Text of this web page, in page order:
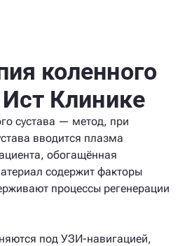
коленного
Ист Клинике
сустава — метод, при
вводится плазма
обогащённая
содержит факторы
процессы регенерации
под УЗИ-навигацией,